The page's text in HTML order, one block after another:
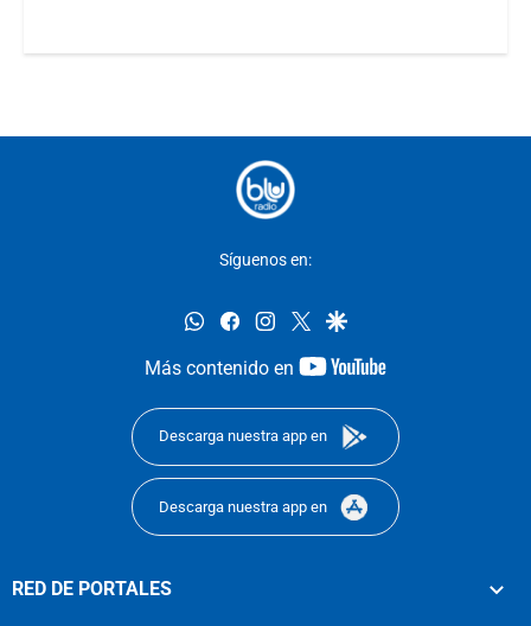
Síguenos en:
whatsappfacebookinstagram
twittergoogle
Más contenido en
youtube-
Descarga nuestra app en
Descarga nuestra app en
RED DE PORTALES